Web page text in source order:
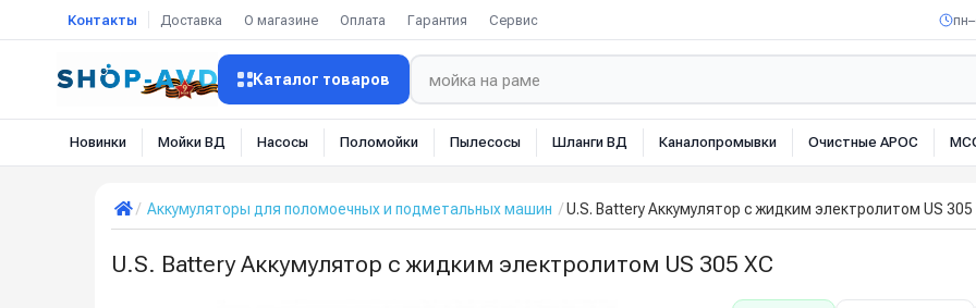
Контакты Доставка О магазине Оплата Гарантия Сервис
Каталог товаров
Новинки Мойки ВД Насосы Поломойки Пылесосы Шланги ВД Каналопромывки Очистные АРОС
Аккумуляторы для поломоечных и подметальных машин U.S. Battery Аккумулятор с жидким электролитом US 305
U.S. Battery Аккумулятор с жидким электролитом US 305 XC